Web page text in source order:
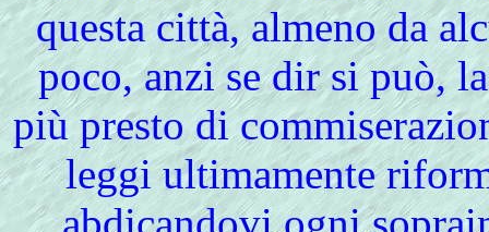
questa città, almeno da
poco, anzi se dir si può,
più presto di
leggi ultimamente
abdicandovi ogni